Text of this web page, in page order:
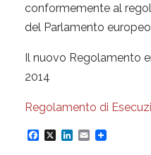
conformemente al
del Parlamento
Il nuovo Regolamento
2014
Regolamento di
F
X
L
E